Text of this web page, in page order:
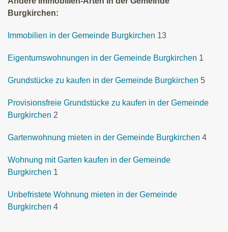
Burgkirchen:
Immobilien in der Gemeinde Burgkirchen 13
Eigentumswohnungen in der Gemeinde Burgkirchen 1
Grundstücke zu kaufen in der Gemeinde Burgkirchen 5
Provisionsfreie Grundstücke zu kaufen in der Gemeinde
Burgkirchen 2
Gartenwohnung mieten in der Gemeinde Burgkirchen 4
Wohnung mit Garten kaufen in der Gemeinde
Burgkirchen 1
Unbefristete Wohnung mieten in der Gemeinde
Burgkirchen 4